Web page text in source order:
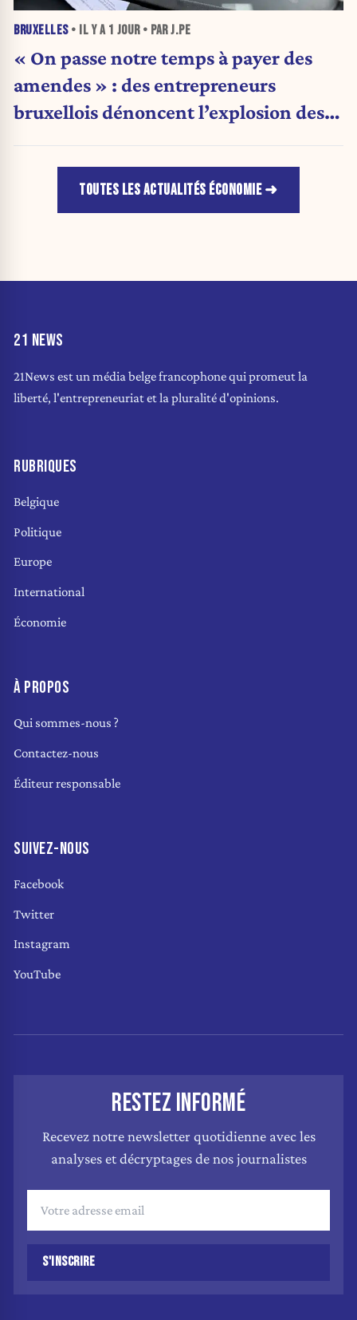
BRUXELLES• IL Y A 1 JOUR• PAR J.PE
« On passe notre temps à payer des
amendes » : des entrepreneurs
bruxellois dénoncent l’explosion des
TOUTES LES ACTUALITÉS ÉCONOMIE
21 NEWS
21News est un média belge francophone qui promeut la
liberté, l'entrepreneuriat et la pluralité d'opinions.
RUBRIQUES
Belgique
Politique
Europe
International
Économie
À PROPOS
Qui sommes-nous ?
Contactez-nous
Éditeur responsable
SUIVEZ-NOUS
Facebook
Twitter
Instagram
YouTube
RESTEZ INFORMÉ
Recevez notre newsletter quotidienne avec les
analyses et décryptages de nos journalistes
S'INSCRIRE